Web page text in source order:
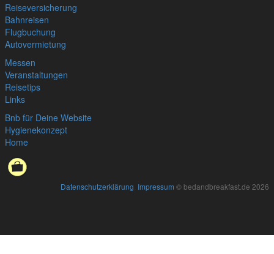
Reiseversicherung
Bahnreisen
Flugbuchung
Autovermietung
Messen
Veranstaltungen
Reisetips
Links
Bnb für Deine Website
Hygienekonzept
Home
Datenschutzerklärung Impressum © bedandbreakfast.de 2026